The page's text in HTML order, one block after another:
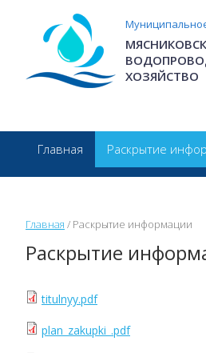
ХОЗЯЙСТВО
Главная Раскрытие
Главная / Раскрытие информации
Раскрытие
titulnyy.pdf
plan_zakupki_.pdf